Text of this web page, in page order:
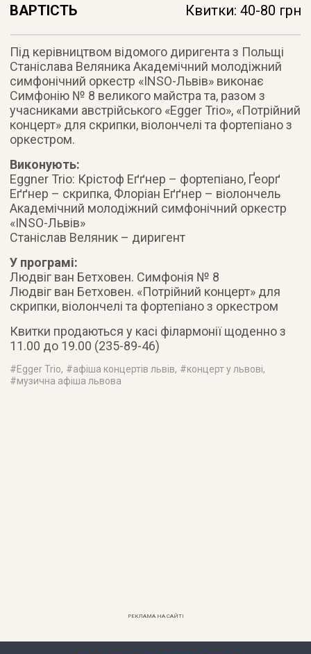
ВАРТІСТЬ Квитки: 40-80 грн
Під керівництвом відомого диригента з Польщі
Станіслава Веляника Академічний молодіжний
симфонічний оркестр «INSO-Львів» виконає
Симфонію № 8 великого майстра та, разом з
учасниками австрійського «Egger Trio», «Потрійний
концерт» для скрипки, віолончелі та фортепіано з
оркестром.
Виконують:
Eggner Trio: Крістоф Еґґнер – фортепіано, Ґеорґ
Еґґнер – скрипка, Флоріан Еґґнер – віолончель
Академічний молодіжний симфонічний оркестр
«ІNSO-Львів»
Станіслав Веляник – диригент
У програмі:
Людвіг ван Бетховен. Симфонія № 8
Людвіг ван Бетховен. «Потрійний концерт» для
скрипки, віолончелі та фортепіано з оркестром
Квитки продаються у касі філармонії щоденно з
11.00 до 19.00 (235-89-46)
#Egger Trio, #афіша концертів львів, #концерт у львові,
#музична афіша львова
РЕКЛАМА НА САЙТІ